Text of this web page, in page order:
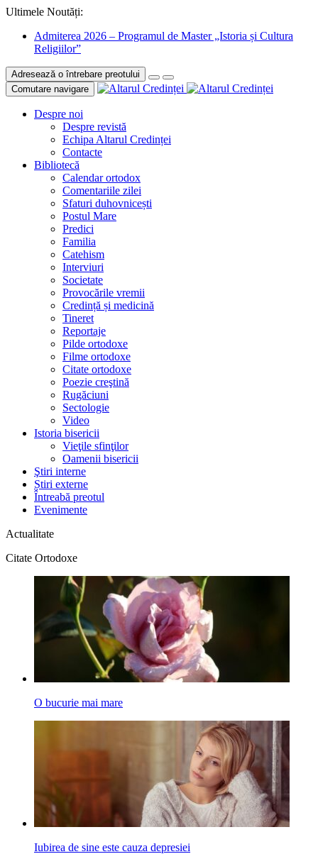
Ultimele Noutăți:
Admiterea 2026 – Programul de Master „Istoria și Cultura
Religiilor”
Adresează o întrebare preotului
Comutare navigare
Despre noi
Despre revistă
Echipa Altarul Credinței
Contacte
Bibliotecă
Calendar ortodox
Comentariile zilei
Sfaturi duhovnicești
Postul Mare
Predici
Familia
Catehism
Interviuri
Societate
Provocările vremii
Credință și medicină
Tineret
Reportaje
Pilde ortodoxe
Filme ortodoxe
Citate ortodoxe
Poezie creştină
Rugăciuni
Sectologie
Video
Istoria bisericii
Vieţile sfinţilor
Oamenii bisericii
Ştiri interne
Știri externe
Întreabă preotul
Evenimente
Actualitate
Citate Ortodoxe
O bucurie mai mare
Iubirea de sine este cauza depresiei